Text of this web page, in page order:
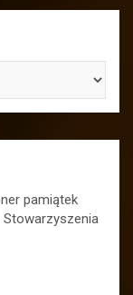
pamiątek
Stowarzyszenia